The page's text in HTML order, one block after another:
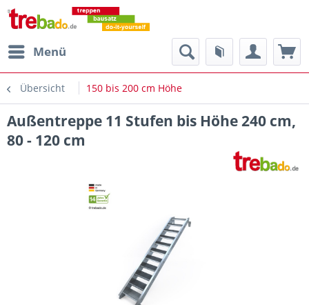
Menü
Übersicht 150 bis 200 cm Höhe
Außentreppe 11 Stufen bis Höhe 240 cm,
80 - 120 cm